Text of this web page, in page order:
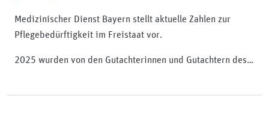
Medizinischer Dienst Bayern stellt aktuelle Zahlen zur
Pflegebedürftigkeit im Freistaat vor.
2025 wurden von den Gutachterinnen und Gutachtern des…